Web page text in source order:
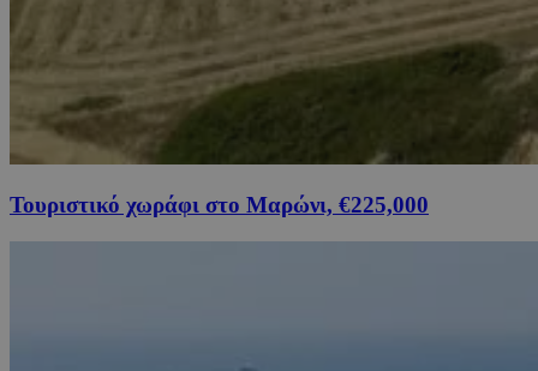
Τουριστικό χωράφι στο Μαρώνι, €225,000